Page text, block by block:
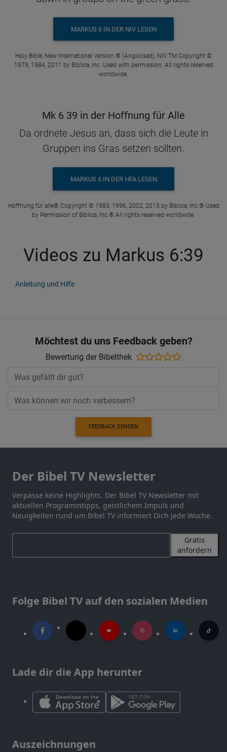
MARKUS 6 IN DER NIV LESEN
Holy Bible, New International Version ® (Anglicised), NIV TM Copyright ©
1979, 1984, 2011 by Biblica, Inc. Used with permission. All rights reserved
worldwide.
Mk 6 39 in der Hoffnung für Alle
Da ordnete Jesus an, dass sich die Leute in
Gruppen ins Gras setzen sollten.
MARKUS 6 IN DER HFA LESEN
Hoffnung für alle® Copyright © 1983, 1996, 2002, 2015 by Biblica, Inc.® Used
by Permission of Biblica, Inc.® All rights reserved worldwide.
Videos zu Markus 6:39
Anleitung und Hilfe
Möchtest du uns Feedback geben?
Bewertung der Bibelthek
FEEDBACK SENDEN
Der Bibel TV Newsletter
Verpasse keine Highlights. Der Bibel TV Newsletter mit
aktuellen Programmtipps, geistlichem Impuls und
Neuigkeiten rund um Bibel TV informiert Dich jede Woche.
Gratis
anfordern
Folge Bibel TV auf den sozialen Medien
Lade dir die App herunter
Auszeichnungen